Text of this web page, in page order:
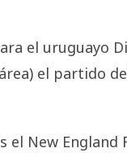
el uruguayo
el partido
el New